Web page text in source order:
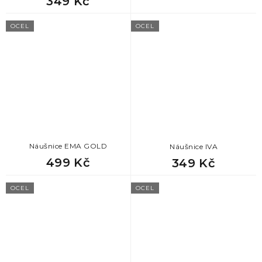
dárek pro kamaráda
dárek pro tchána
dárek pro zetě 78
dárek pro manžela
OCEL
Náušnice EMA GOLD
499 Kč
OCEL
Náušnice IVA
349 Kč
OCEL OCEL